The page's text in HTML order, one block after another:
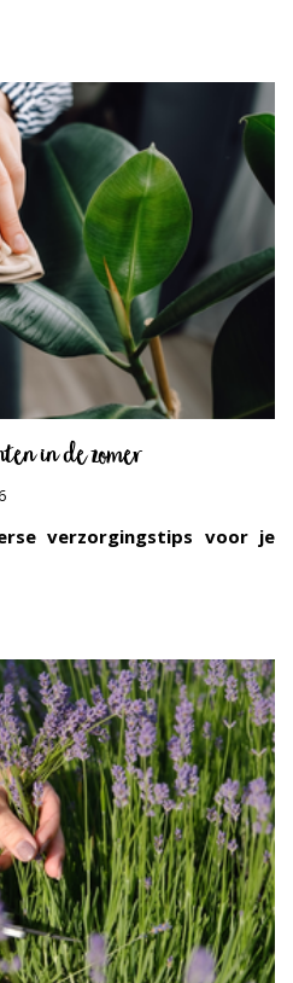
in de zomer
verzorgingstips voor je